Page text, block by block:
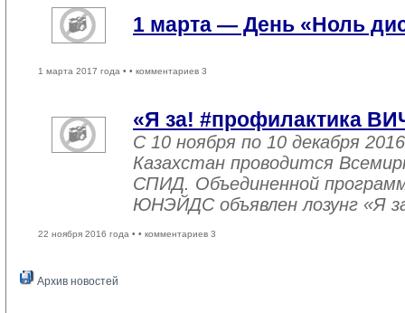
1 марта — День «Ноль
1 марта 2017 года • • комментариев 3
«Я за! #профилактика
С 10 ноября по 10 декабря
Казахстан проводится
СПИД. Объединенной
ЮНЭЙДС объявлен лозунг «Я
22 ноября 2016 года • • комментариев 3
Архив новостей